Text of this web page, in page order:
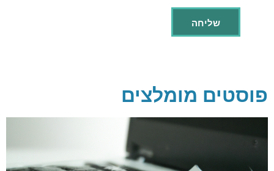
פוסטים מומלצים